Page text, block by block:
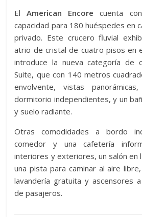
ElAmerican Encore cuenta
capacidad para 180 huéspedes en
privado. Este crucero fluvial
atrio de cristal de cuatro pisos en
introduce la nueva categoría de
Suite, que con 140 metros
envolvente, vistas
dormitorio independientes, y un
y suelo radiante.
Otras comodidades a bordo
comedor y una cafetería
interiores y exteriores, un salón en
una pista para caminar al aire
lavandería gratuita y ascensores
de pasajeros.